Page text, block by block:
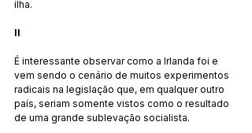
ilha.
II
É interessante observar como a Irlanda foi e
vem sendo o cenário de muitos experimentos
radicais na legislação que, em qualquer outro
país, seriam somente vistos como o resultado
de uma grande sublevação socialista.